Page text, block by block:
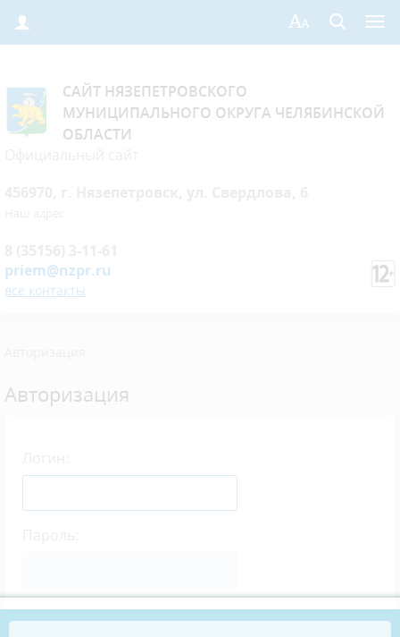
САЙТ НЯЗЕПЕТРОВСКОГО
МУНИЦИПАЛЬНОГО ОКРУГА ЧЕЛЯБИНСКОЙ
ОБЛАСТИ
priem@nzpr.ru
все контакты
Авторизация
Запомнить меня на этом компьютере